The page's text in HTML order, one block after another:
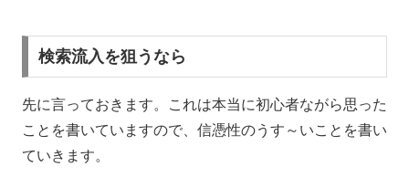
検索流入を狙うなら
先に言っておきます。これは本当に初心者ながら思った
ことを書いていますので、信憑性のうす～いことを書い
ていきます。